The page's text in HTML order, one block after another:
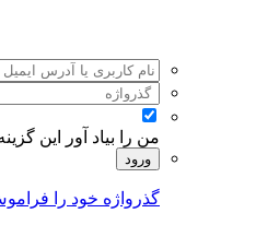
من را بیاد آور این
ورود
گذرواژه خود را